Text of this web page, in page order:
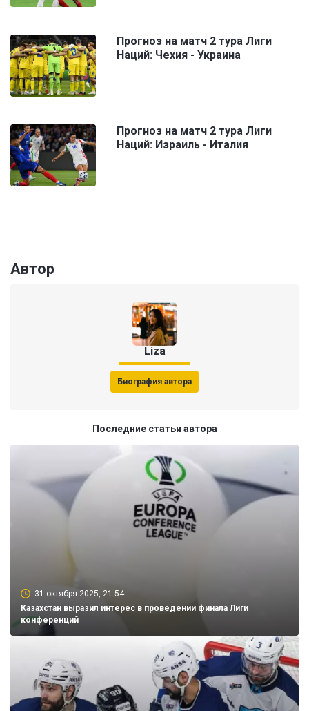
Прогноз на матч 2 тура Лиги
Наций: Чехия - Украина
Прогноз на матч 2 тура Лиги
Наций: Израиль - Италия
Автор
Liza
Биография автора
Последние статьи автора
31 октября 2025, 21:54
Казахстан выразил интерес в проведении финала Лиги
конференций